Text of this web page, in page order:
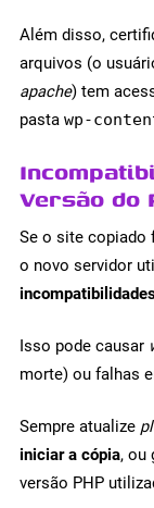
Além disso,
arquivos (o
apache) tem
pasta wp-
Versão do
Se o site copiado
o novo servidor
Isso pode causar
morte) ou falhas
Sempre atualize
iniciar a cópia, ou
versão PHP